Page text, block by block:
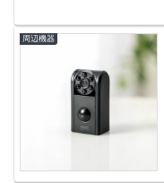
周辺機器